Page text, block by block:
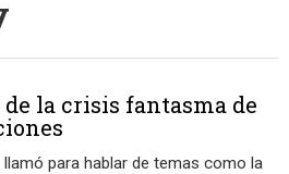
de la crisis fantasma de
para hablar de temas como la